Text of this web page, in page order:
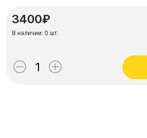
3400₽
В наличии: 0 шт.